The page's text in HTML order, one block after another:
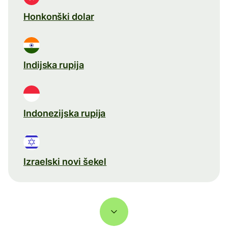
Honkonški dolar
Indijska rupija
Indonezijska rupija
Izraelski novi šekel